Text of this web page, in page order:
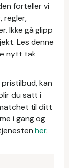
forteller vi
regler,
Ikke gå glipp
Les denne
nytt tak.
kan
du satt i
til ditt
i gang og
her.